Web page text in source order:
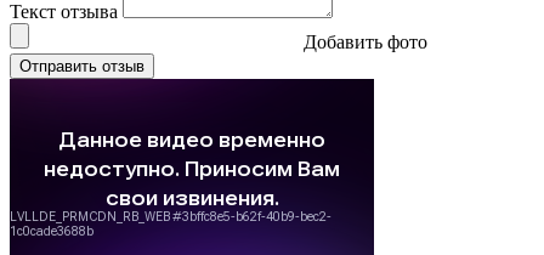
Текст отзыва
Добавить фото
Отправить отзыв